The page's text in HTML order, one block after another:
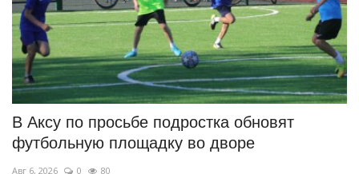
МИР
СПЕЦПРОЕКТЫ
СПОРТ
Чек-лист
В Аксу по просьбе подростка обновят
футбольную площадку во дворе
Авг 6, 2026 0 80